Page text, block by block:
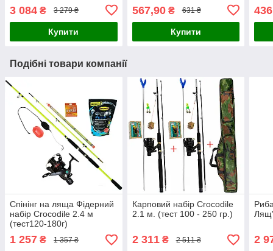
3 084 ₴ 3 279 ₴
Купити
567,90₴ 631 ₴
Купити
436
Подібні товари компанії
Спінінг на ляща Фідерний
набір Croсodile 2.4 м
(тест120-180г)
1 257 ₴ 1 357 ₴
Карповий набір Crocodile
2.1 м. (тест 100 - 250 гр.)
2 311₴ 2 511 ₴ 2